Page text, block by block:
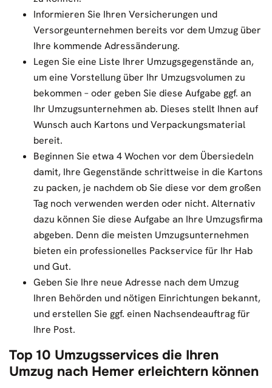
Informieren Sie Ihren Versicherungen und
Versorgeunternehmen bereits vor dem Umzug über
Ihre kommende Adressänderung.
Legen Sie eine Liste Ihrer Umzugsgegenstände an,
um eine Vorstellung über Ihr Umzugsvolumen zu
bekommen – oder geben Sie diese Aufgabe ggf. an
Ihr Umzugsunternehmen ab. Dieses stellt Ihnen auf
Wunsch auch Kartons und Verpackungsmaterial
bereit.
Beginnen Sie etwa 4 Wochen vor dem Übersiedeln
damit, Ihre Gegenstände schrittweise in die Kartons
zu packen, je nachdem ob Sie diese vor dem großen
Tag noch verwenden werden oder nicht. Alternativ
dazu können Sie diese Aufgabe an Ihre Umzugsfirma
abgeben. Denn die meisten Umzugsunternehmen
bieten ein professionelles Packservice für Ihr Hab
und Gut.
Geben Sie Ihre neue Adresse nach dem Umzug
Ihren Behörden und nötigen Einrichtungen bekannt,
und erstellen Sie ggf. einen Nachsendeauftrag für
Ihre Post.
Top 10 Umzugsservices die Ihren
Umzug nach Hemer erleichtern können